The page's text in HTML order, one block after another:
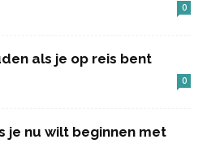
0
als je op reis bent
0
je nu wilt beginnen met